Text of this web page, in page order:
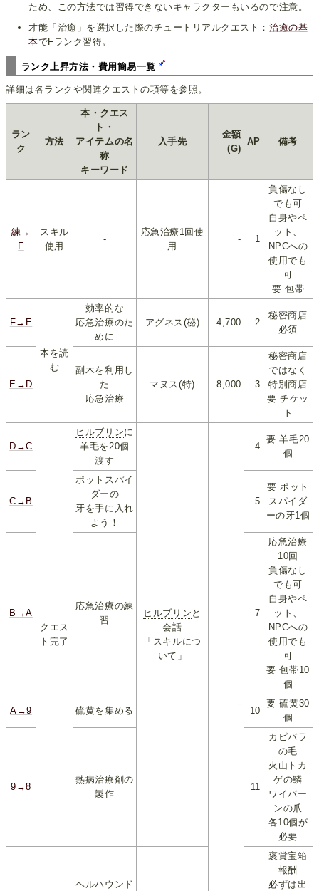
ため、この方法では習得できないキャラクターもいるので注意。
才能「治癒」を選択した際のチュートリアルクエスト：治癒の基
本でFランク習得。
ランク上昇方法・費用簡易一覧
詳細は各ランクや関連クエストの項等を参照。
ラン
ク
方法
本・クエス
ト・
アイテムの名
称
キーワード
入手先
金額
(G)
AP 備考
練→
F
スキル
使用
-
応急治療1回使
用
- 1
負傷なし
でも可
自身やペ
ット、
NPCへの
使用でも
可
要 包帯
F→E
本を読
む
効率的な
応急治療のた
めに
アグネス(秘) 4,700 2
秘密商店
必須
E→D
副木を利用し
た
応急治療
マヌス(特) 8,000 3
秘密商店
ではなく
特別商店
要 チケッ
ト
D→C
クエス
ト完了
ヒルブリンに
羊毛を20個
渡す
ヒルブリン と
会話
「スキルにつ
いて」
-
4
要 羊毛20
個
C→B
ポットスパイ
ダーの
牙を手に入れ
よう！
5
要 ポット
スパイダ
ーの牙1個
B→A
応急治療の練
習
7
応急治療
10回
負傷なし
でも可
自身やペ
ット、
NPCへの
使用でも
可
要 包帯10
個
A→9 硫黄を集める 10
要 硫黄30
個
9→8
熱病治療剤の
製作
11
カピバラ
の毛
火山トカ
ゲの鱗
ワイバー
ンの爪
各10個が
必要
ヘルハウンド
褒賞宝箱
報酬
必ずは出